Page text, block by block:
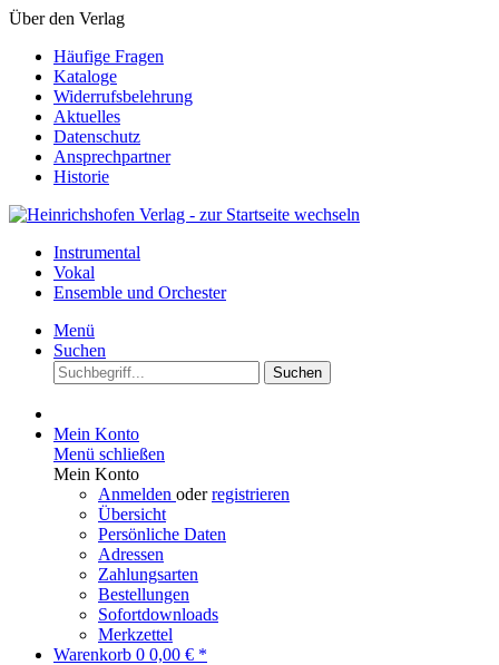
Über den Verlag
Häufige Fragen
Kataloge
Widerrufsbelehrung
Aktuelles
Datenschutz
Ansprechpartner
Historie
Instrumental
Vokal
Ensemble und Orchester
Menü
Suchen
Suchen
Mein Konto
Menü schließen
Mein Konto
Anmelden oderregistrieren
Übersicht
Persönliche Daten
Adressen
Zahlungsarten
Bestellungen
Sofortdownloads
Merkzettel
Warenkorb 0 0,00 € *